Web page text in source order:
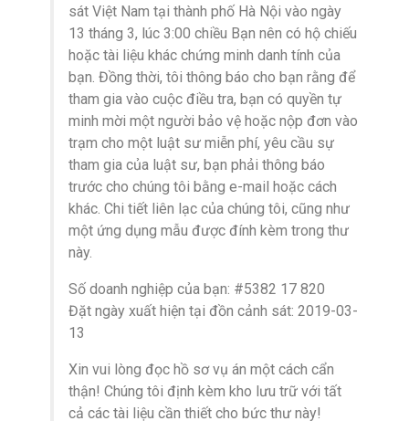
sát Việt Nam tại thành phố Hà Nội vào ngày
13 tháng 3, lúc 3:00 chiều Bạn nên có hộ chiếu
hoặc tài liệu khác chứng minh danh tính của
bạn. Đồng thời, tôi thông báo cho bạn rằng để
tham gia vào cuộc điều tra, bạn có quyền tự
minh mời một người bảo vệ hoặc nộp đơn vào
trạm cho một luật sư miễn phí, yêu cầu sự
tham gia của luật sư, bạn phải thông báo
trước cho chúng tôi bằng e-mail hoặc cách
khác. Chi tiết liên lạc của chúng tôi, cũng như
một ứng dụng mẫu được đính kèm trong thư
này.
Số doanh nghiệp của bạn: #5382 17 820
Đặt ngày xuất hiện tại đồn cảnh sát: 2019-03-
13
Xin vui lòng đọc hồ sơ vụ án một cách cẩn
thận! Chúng tôi định kèm kho lưu trữ với tất
cả các tài liệu cần thiết cho bức thư này!